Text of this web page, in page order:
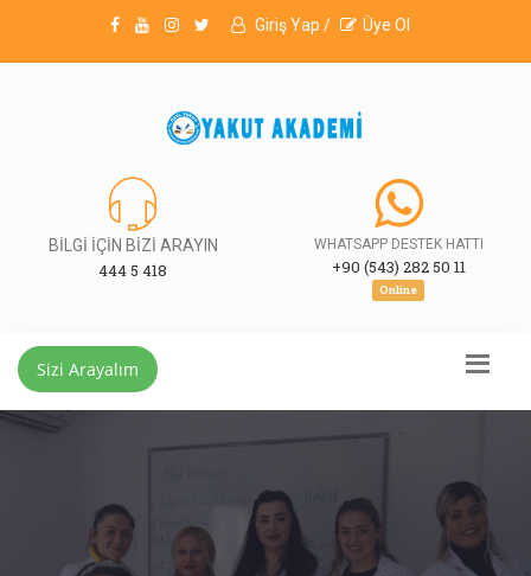
Giriş Yap / Üye Ol
BİLGİ İÇİN BİZİ ARAYIN
444 5 418
WHATSAPP DESTEK HATTI
+90 (543) 282 50 11
Online
Sizi Arayalım